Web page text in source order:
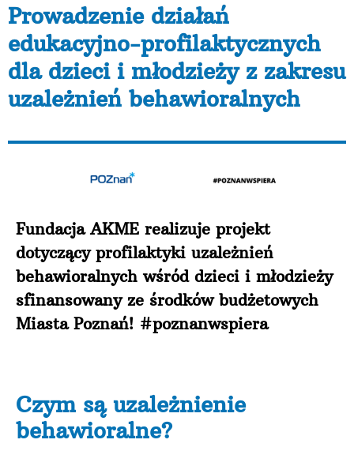
Prowadzenie działań
edukacyjno-profilaktycznych
dla dzieci i młodzieży z zakresu
uzależnień behawioralnych
Fundacja AKME realizuje projekt
dotyczący profilaktyki uzależnień
behawioralnych wśród dzieci i młodzieży
sfinansowany ze środków budżetowych
Miasta Poznań! #poznanwspiera
Czym są uzależnienie
behawioralne?